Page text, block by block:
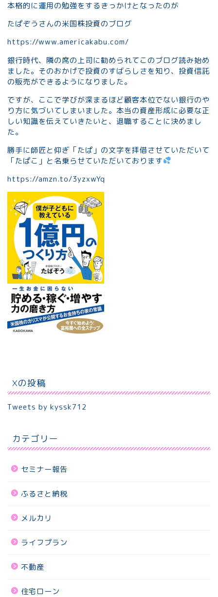
本格的に運用の勉強をするきっかけとなったのが
たぱぞうさんの米国株投資のブログ
https://www.americakabu.com/
銀行時代、隣の席の上司に勧められてこのブログ読み始め
ました。そのおかげで投資のすばらしさを知り、投資信託
の販売ができるようになりました。
ですが、ここで学びが深まるほど顧客本位でない銀行のや
り方に気づいてしまいました。本当の資産形成に必要な正
しい知識を伝えていきたいと、退職することに決めまし
た。
勝手に師匠と仰ぎ「たぱ」の文字を拝借させていただいて
「たぱこ」と名乗らせていただいております
https://amzn.to/3yzxwYq
Xの投稿
Tweets by kyssk712
カテゴリー
セミナー報告
ふるさと納税
メルカリ
ライフプラン
不動産
住宅ローン